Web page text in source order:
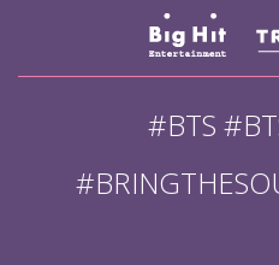
#BTS